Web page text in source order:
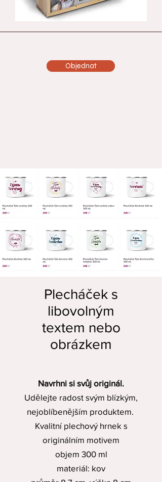
Objednat
Plecháček s
libovolným
textem nebo
obrázkem
Navrhni si svůj originál.
Udělejte radost svým blízkým,
nejoblíbenějším produktem.
Kvalitní plechový hrnek s
originálním motivem
objem 300 ml
materiál: kov